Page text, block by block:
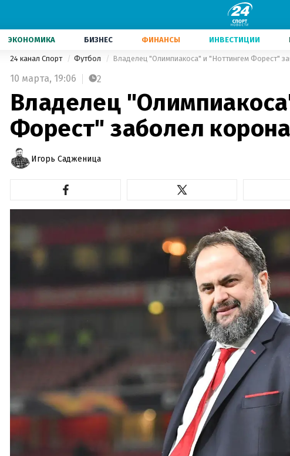
ЭКОНОМИКА БИЗНЕС ФИНАНСЫ ИНВЕСТИЦИИ
24 канал Спорт Футбол Владелец "Олимпиакоса" и "Ноттингем Форест"
10 марта, 19:06 2
Владелец
Форест" заболел
Игорь Садженица